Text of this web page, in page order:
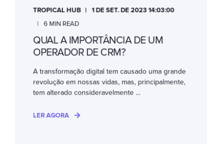
TROPICAL HUB 1 DE SET. DE 2023 14:03:00
6 MIN READ
QUAL A IMPORTÂNCIA DE UM
OPERADOR DE CRM?
A transformação digital tem causado uma grande
revolução em nossas vidas, mas, principalmente,
tem alterado consideravelmente ...
LER AGORA